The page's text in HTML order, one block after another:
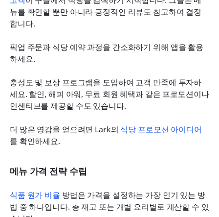
뉴를 확인할 뿐만 아니라 긍정적인 리뷰도 참고하여 결정
합니다.
픽업 주문과 식당 예약 과정을 간소화하기 위해 앱을 활용
하세요.
충성도 및 보상 프로그램을 도입하여 고객 만족에 투자하
세요. 할인, 해피 아워, 무료 회원 혜택과 같은 프로모션이나
인센티브를 제공할 수도 있습니다.
더 많은 영감을 얻으려면 Lark의 식당 프로모션 아이디어
를 확인하세요.
메뉴 가격 전략 수립
식품 원가 비율 방법은 가격을 설정하는 가장 인기 있는 방
법 중 하나입니다. 총 재고 또는 개별 요리별로 계산할 수 있